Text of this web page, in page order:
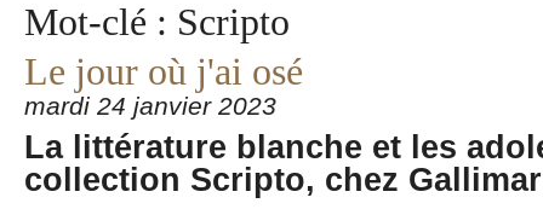
Mot-clé : Scripto
Le jour où j'ai osé
mardi 24 janvier 2023
La littérature blanche et les
collection Scripto, chez